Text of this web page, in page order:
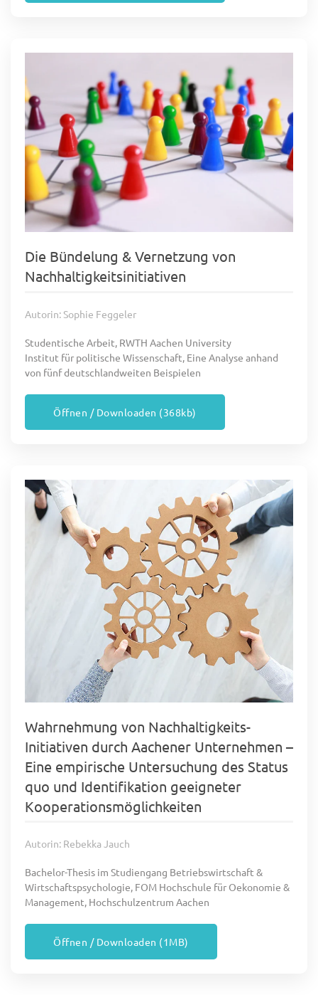
Die Bündelung & Vernetzung von
Nachhaltigkeitsinitiativen
Autorin: Sophie Feggeler
Studentische Arbeit, RWTH Aachen University
Institut für politische Wissenschaft, Eine Analyse anhand
von fünf deutschlandweiten Beispielen
Öffnen / Downloaden (368kb)
Wahrnehmung von Nachhaltigkeits-
Initiativen durch Aachener Unternehmen –
Eine empirische Untersuchung des Status
quo und Identifikation geeigneter
Kooperationsmöglichkeiten
Autorin: Rebekka Jauch
Bachelor-Thesis im Studiengang Betriebswirtschaft &
Wirtschaftspsychologie, FOM Hochschule für Oekonomie &
Management, Hochschulzentrum Aachen
Öffnen / Downloaden (1MB)